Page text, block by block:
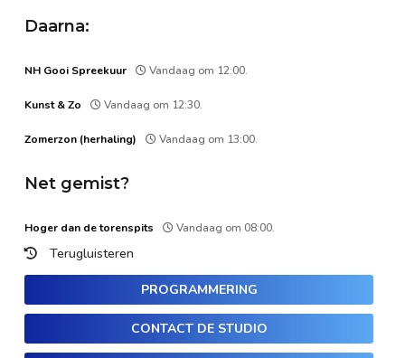
Daarna:
NH Gooi Spreekuur Vandaag om 12:00.
Kunst & Zo Vandaag om 12:30.
Zomerzon (herhaling) Vandaag om 13:00.
Net gemist?
Hoger dan de torenspits Vandaag om 08:00.
Terugluisteren
PROGRAMMERING
CONTACT DE STUDIO